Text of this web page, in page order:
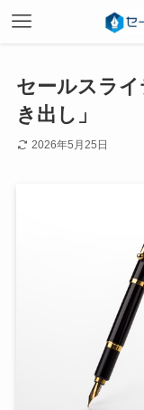
セールスラ
き出し」
2026年5月25日